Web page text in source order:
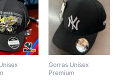
Gorras Unisex
Premium